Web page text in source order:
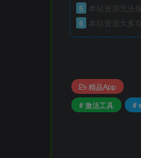
5 本站资源无法
6 本站资源大多
精品App
# 激活工具
#